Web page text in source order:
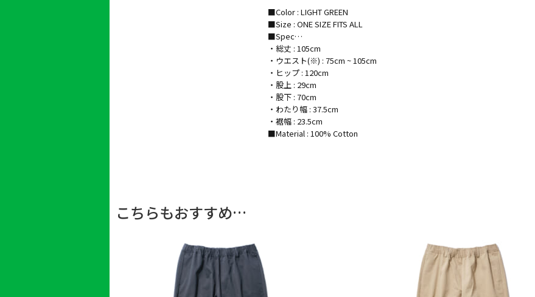
■Color : LIGHT GREEN
■Size : ONE SIZE FITS ALL
■Spec…
・総丈 : 105cm
・ウエスト(※) : 75cm ~ 105cm
・ヒップ : 120cm
・股上 : 29cm
・股下 : 70cm
・わたり幅 : 37.5cm
・裾幅 : 23.5cm
■Material : 100% Cotton
こちらもおすすめ…